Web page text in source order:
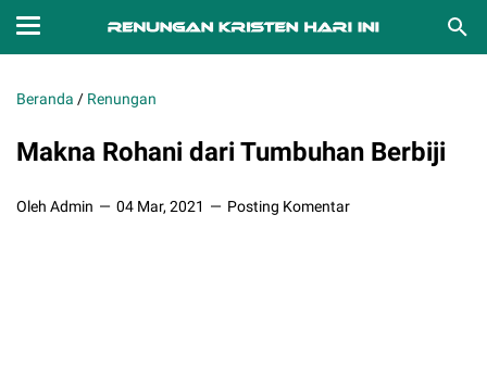
Beranda / Renungan
Makna Rohani dari Tumbuhan Berbiji
Oleh Admin 04 Mar, 2021 Posting Komentar